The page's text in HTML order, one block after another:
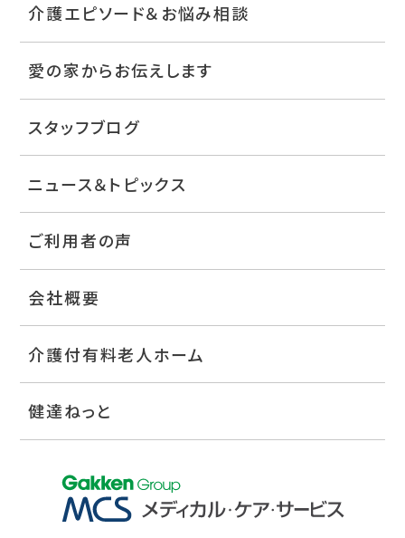
介護エピソード＆お悩み相談
愛の家からお伝えします
スタッフブログ
ニュース＆トピックス
ご利用者の声
会社概要
介護付有料老人ホーム
健達ねっと